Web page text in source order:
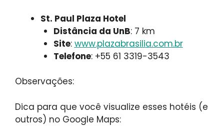
St. Paul Plaza Hotel
Distância da UnB: 7 km
Site: www.plazabrasilia.com.br
Telefone: +55 61 3319-3543
Observações:
Dica para que você visualize esses hotéis (e
outros) no Google Maps: